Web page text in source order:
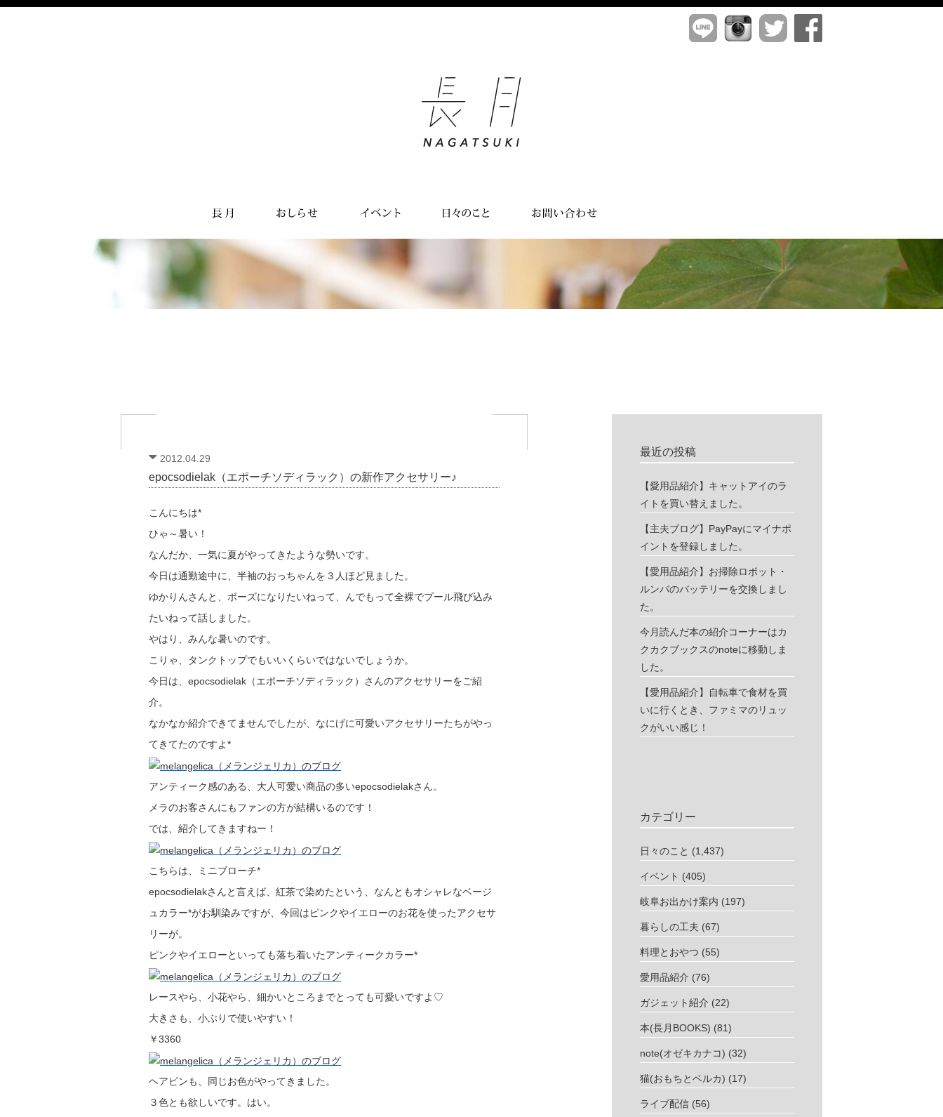
2012.04.29
epocsodielak（エポーチソディラック）の新作アクセサリー♪
こんにちは*
ひゃ～暑い！
なんだか、一気に夏がやってきたような勢いです。
今日は通勤途中に、半袖のおっちゃんを３人ほど見ました。
ゆかりんさんと、ボーズになりたいねって、んでもって全裸でプール飛び込み
たいねって話しました。
やはり、みんな暑いのです。
こりゃ、タンクトップでもいいくらいではないでしょうか。
今日は、epocsodielak（エポーチソディラック）さんのアクセサリーをご紹
介。
なかなか紹介できてませんでしたが、なにげに可愛いアクセサリーたちがやっ
てきてたのですよ*
アンティーク感のある、大人可愛い商品の多いepocsodielakさん。
メラのお客さんにもファンの方が結構いるのです！
では、紹介してきますねー！
こちらは、ミニブローチ*
epocsodielakさんと言えば、紅茶で染めたという、なんともオシャレなベージ
ュカラー*がお馴染みですが、今回はピンクやイエローのお花を使ったアクセサ
リーが。
ピンクやイエローといっても落ち着いたアンティークカラー*
レースやら、小花やら、細かいところまでとっても可愛いですよ♡
大きさも、小ぶりで使いやすい！
￥3360
ヘアピンも、同じお色がやってきました。
３色とも欲しいです。はい。
最近の投稿
【愛用品紹介】キャットアイのラ
イトを買い替えました。
【主夫ブログ】PayPayにマイナポ
イントを登録しました。
【愛用品紹介】お掃除ロボット・
ルンバのバッテリーを交換しまし
た。
今月読んだ本の紹介コーナーはカ
クカクブックスのnoteに移動しま
した。
【愛用品紹介】自転車で食材を買
いに行くとき、ファミマのリュッ
クがいい感じ！
カテゴリー
日々のこと (1,437)
イベント (405)
岐阜お出かけ案内 (197)
暮らしの工夫 (67)
料理とおやつ (55)
愛用品紹介 (76)
ガジェット紹介 (22)
本(長月BOOKS) (81)
note(オゼキカナコ) (32)
猫(おもちとベルカ) (17)
ライブ配信 (56)